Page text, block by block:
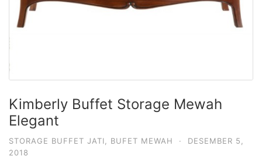
Kimberly Buffet Storage Mewah
Elegant
STORAGE BUFFET JATI BUFET MEWAH ·
DESEMBER 5,
2018